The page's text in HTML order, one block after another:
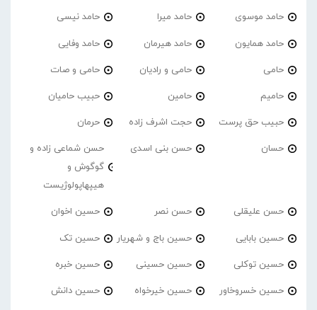
حامد موسوی حامد میرا حامد نیسی
حامد همایون حامد هیرمان حامد وفایی
حامی حامی و رادیان حامی و صات
حامیم حامین حبیب حامیان
حبیب حق پرست حجت اشرف زاده حرمان
حسان حسن بنی اسدی
حسن شماعی زاده و
گوگوش و
هیپهاپولوژیست
حسن علیقلی حسن نصر حسین اخوان
حسین بابایی حسین باج و شهریار حسین تک
حسین توکلی حسین حسینی حسین خبره
حسین خسروخاور حسین خیرخواه حسین دانش